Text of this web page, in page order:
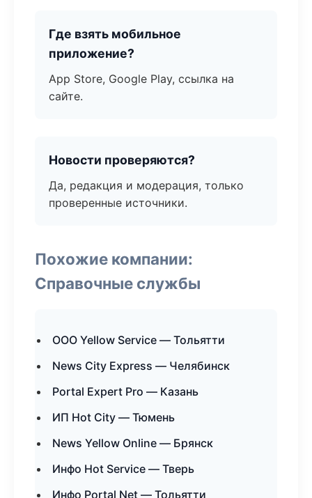
Где взять мобильное
приложение?
App Store, Google Play, ссылка на
сайте.
Новости проверяются?
Да, редакция и модерация, только
проверенные источники.
Похожие компании:
Справочные службы
ООО Yellow Service — Тольятти
News City Express — Челябинск
Portal Expert Pro — Казань
ИП Hot City — Тюмень
News Yellow Online — Брянск
Инфо Hot Service — Тверь
Инфо Portal Net — Тольятти